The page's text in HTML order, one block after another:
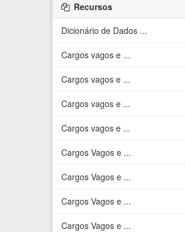
Recursos
Dicionário de Dados ...
Cargos vagos e ...
Cargos vagos e ...
Cargos vagos e ...
Cargos vagos e ...
Cargos Vagos e ...
Cargos Vagos e ...
Cargos Vagos e ...
Cargos Vagos e ...